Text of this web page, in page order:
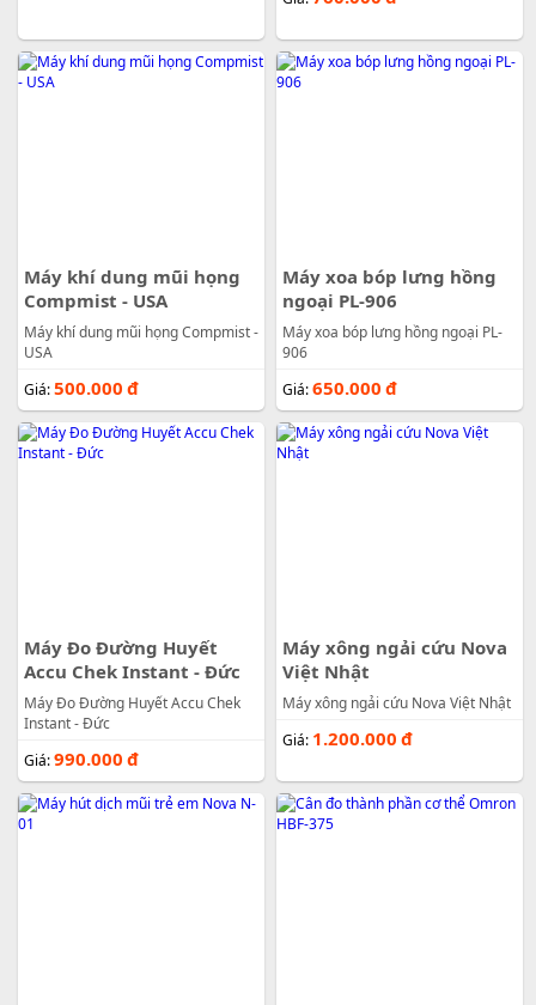
Máy khí dung mũi họng
Compmist - USA
Máy khí dung mũi họng Compmist -
USA
Giá:500.000 đ
Máy xoa bóp lưng hồng
ngoại PL-906
Máy xoa bóp lưng hồng ngoại PL-
906
Giá:650.000 đ
Máy Đo Đường Huyết
Accu Chek Instant - Đức
Máy Đo Đường Huyết Accu Chek
Instant - Đức
Giá:990.000 đ
Máy xông ngải cứu Nova
Việt Nhật
Máy xông ngải cứu Nova Việt Nhật
Giá: 1.200.000 đ